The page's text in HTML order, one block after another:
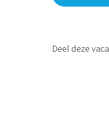
Deel deze